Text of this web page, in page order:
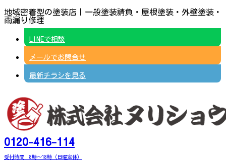
コ
ン
ナ
ビ
地域密着型の塗装店｜一般塗装請負・屋根塗装・外壁塗装・
雨漏り修理
LINEで相談
メールでお問合せ
最新チラシを見る
0120-416-114
受付時間 8時～18時（日曜定休）